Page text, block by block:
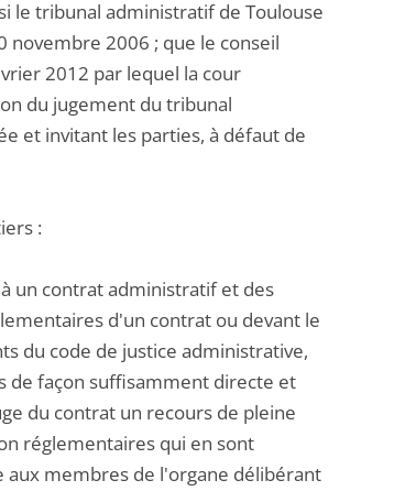
le tribunal administratif de Toulouse
2006 ; que le conseil
2012 par lequel la cour
du jugement du tribunal
et invitant les parties, à défaut de
:
un contrat administratif et des
d'un contrat ou devant le
du code de justice administrative,
de façon suffisamment directe et
du contrat un recours de pleine
réglementaires qui en sont
aux membres de l'organe délibérant